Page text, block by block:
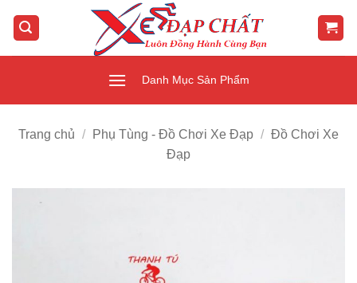
qua
Danh Mục Sản Phẩm
Trang chủ / Phụ Tùng - Đồ Chơi Xe Đạp / Đồ Chơi Xe
Đạp